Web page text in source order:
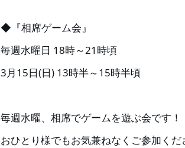
◆『相席ゲーム会』
毎週水曜日 18時～21時頃
3月15日(日) 13時半～15時半頃
毎週水曜、相席でゲームを遊ぶ会です！
おひとり様でもお気兼ねなくご参加くだ